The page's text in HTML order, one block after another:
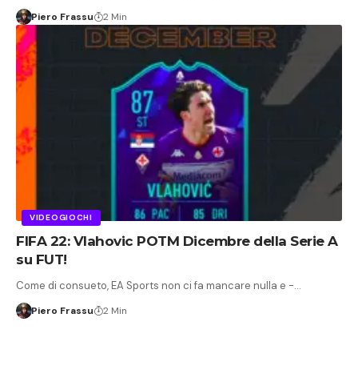
Piero Frassu 2 Min
VIDEOGIOCHI
FIFA 22: Vlahovic POTM Dicembre della Serie A
su FUT!
Come di consueto, EA Sports non ci fa mancare nulla e -…
Piero Frassu 2 Min